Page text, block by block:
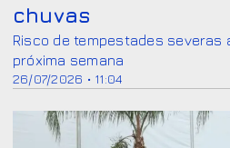
26/07/2026 • 11:04
chuvas
Risco de tempestades severas
próxima semana